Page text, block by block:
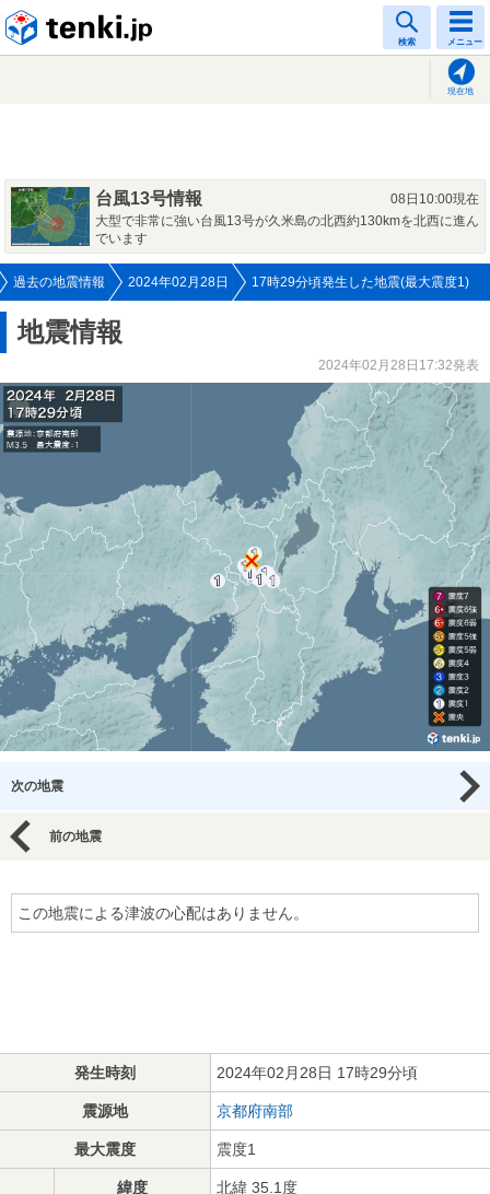
検索 メニュー
現在地
台風13号情報
08日10:00現在
大型で非常に強い台風13号が久米島の北西約130kmを北西に進ん
でいます
過去の地震情報 2024年02月28日 17時29分頃発生した地震(最大震度1)
地震情報
2024年02月28日17:32発表
次の地震
前の地震
この地震による津波の心配はありません。
発生時刻 2024年02月28日 17時29分頃
震源地 京都府南部
最大震度 震度1
緯度 北緯 35.1度